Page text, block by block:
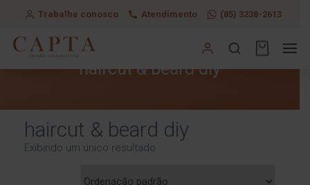
Trabalhe conosco Atendimento (85) 3238-2613
haircut & beard diy
haircut & beard diy
Exibindo um único resultado